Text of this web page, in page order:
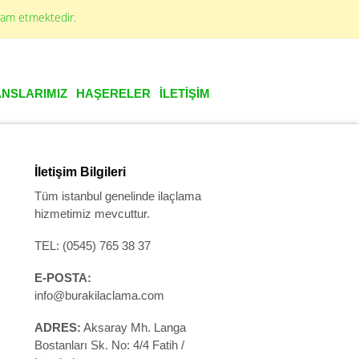
etmektedir.
HAŞERELER İLETİŞİM
İletişim Bilgileri
Tüm istanbul genelinde ilaçlama
hizmetimiz mevcuttur.
TEL: (0545) 765 38 37
E-POSTA:
info@burakilaclama.com
ADRES: Aksaray Mh. Langa
Bostanları Sk. No: 4/4 Fatih /